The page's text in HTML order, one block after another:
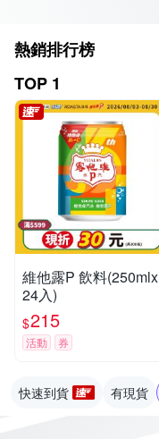
熱銷排行榜
TOP 1
維他露P 飲料(250mlx
24入)
$215
活動 券
快速到貨 有現貨